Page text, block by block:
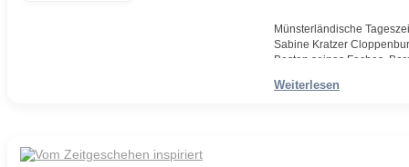
Münsterländische
Sabine Kratzer
Besten seines Faches.
Weiterlesen
Weiterlesen